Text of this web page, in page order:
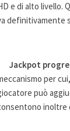
e di alto livello.
definitivamente
Jackpot
per
può
inoltre